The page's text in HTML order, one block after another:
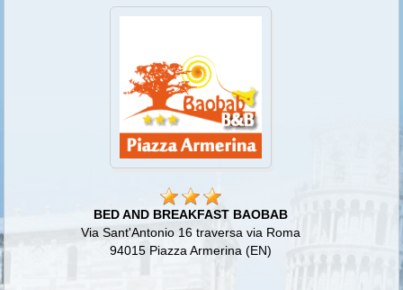
BED AND BREAKFAST BAOBAB
Via Sant'Antonio 16 traversa via Roma
94015 Piazza Armerina (EN)